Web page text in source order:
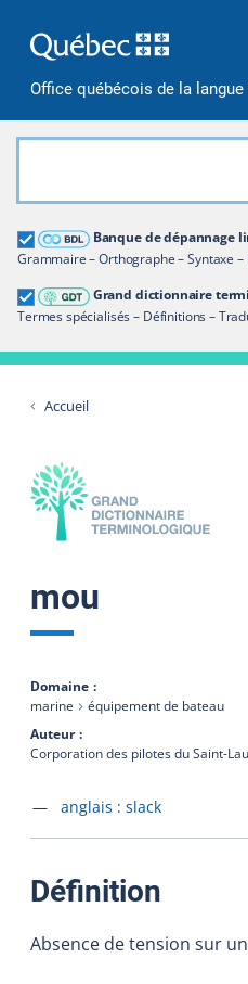
Office québécois de la
Banque de dépannage
Grammaire – Orthographe – Syntaxe –
Grand dictionnaire
Termes spécialisés – Définitions –
Grand dictionnaire
Restreindre aux termes
Accueil
mou
Domaine
marine
équipement de bateau
Auteur
Corporation des pilotes du Saint-
Accéder à la fiche en
anglais : slack
Définition
Absence de tension sur